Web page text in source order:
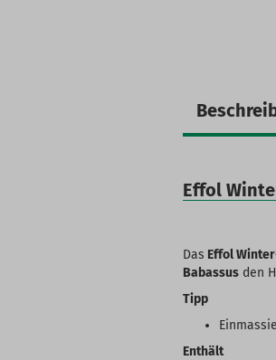
Effol
Das Effol
Babassus den
Tipp
Enthält